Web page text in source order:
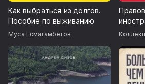
Как выбраться из долгов.
Пособие по выживанию
Муса Есмагамбетов
России